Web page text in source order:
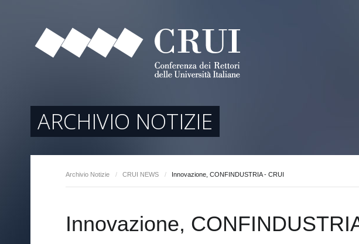
ARCHIVIO NOTIZIE
Archivio Notizie / CRUI NEWS / Innovazione, CONFINDUSTRIA - CRUI
Innovazione,